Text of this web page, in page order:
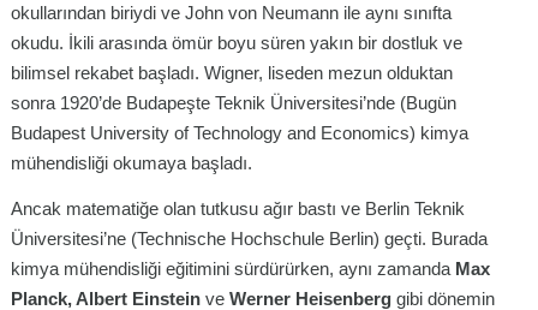
okullarından biriydi ve John von Neumann ile aynı sınıfta
okudu. İkili arasında ömür boyu süren yakın bir dostluk ve
bilimsel rekabet başladı. Wigner, liseden mezun olduktan
sonra 1920’de Budapeşte Teknik Üniversitesi’nde (Bugün
Budapest University of Technology and Economics) kimya
mühendisliği okumaya başladı.
Ancak matematiğe olan tutkusu ağır bastı ve Berlin Teknik
Üniversitesi’ne (Technische Hochschule Berlin) geçti. Burada
kimya mühendisliği eğitimini sürdürürken, aynı zamanda Max
Planck, Albert Einstein ve Werner Heisenberg gibi dönemin